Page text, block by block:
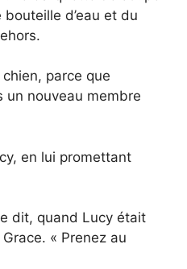
d’eau et du
parce que
un nouveau membre
en lui promettant
dit, quand Lucy était
« Prenez au